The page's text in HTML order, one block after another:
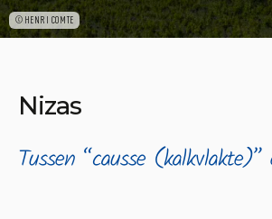
©HENRI COMTE
Nizas
Tussen “causse